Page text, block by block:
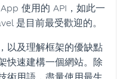
使用的 API，如此一
是目前最受歡迎的。
以及理解框架的優缺點
快速建構一個網站。除